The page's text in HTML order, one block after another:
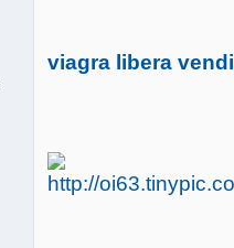
viagra libera